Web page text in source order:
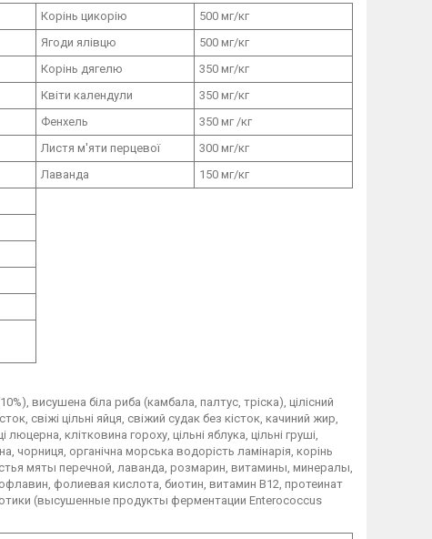
Корінь цикорію
500 мг/кг
Ягоди ялівцю
500 мг/кг
Корінь дягелю
350 мг/кг
Квіти календули
350 мг/кг
Фенхель
350 мг /кг
Листя м'яти перцевої
300 мг/кг
Лаванда
150 мг/кг
висушена біла риба (камбала, палтус, тріска), цілісний
свіжі цільні яйця, свіжий судак без кісток, качиний жир,
клітковина гороху, цільні яблука, цільні груші,
чорниця, органічна морська водорість ламінарія, корінь
мяты перечной, лаванда, розмарин, витамины, минералы,
фолиевая кислота, биотин, витамин B12, протеинат
(высушенные продукты ферментации Enterococcus